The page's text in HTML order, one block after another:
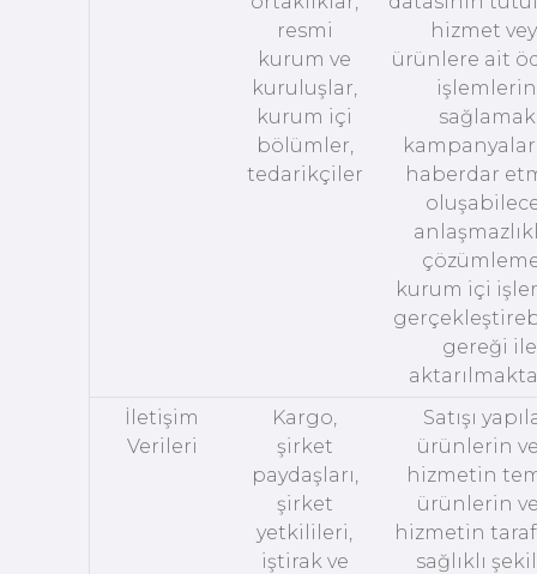
resmi
kurum ve
kuruluşlar,
kurum içi
bölümler,
tedarikçiler
hizmet
ürünlere ait
haberdar
kurum içi
gereği ile
İletişim
Verileri
Kargo,
şirket
paydaşları,
şirket
yetkilileri,
iştirak ve
Satışı
ürünlerin
hizmetin
ürünlerin
hizmetin
sağlıklı